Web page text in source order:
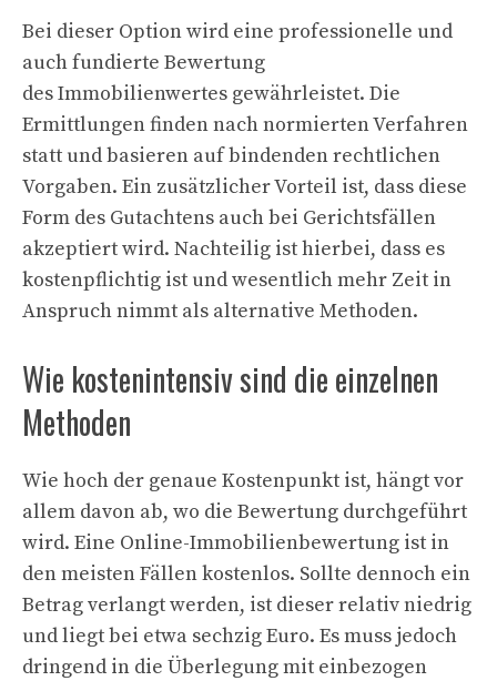
Bei dieser Option wird eine professionelle und
auch fundierte Bewertung
des Immobilienwertes gewährleistet. Die
Ermittlungen finden nach normierten Verfahren
statt und basieren auf bindenden rechtlichen
Vorgaben. Ein zusätzlicher Vorteil ist, dass diese
Form des Gutachtens auch bei Gerichtsfällen
akzeptiert wird. Nachteilig ist hierbei, dass es
kostenpflichtig ist und wesentlich mehr Zeit in
Anspruch nimmt als alternative Methoden.
Wie kostenintensiv sind die einzelnen
Methoden
Wie hoch der genaue Kostenpunkt ist, hängt vor
allem davon ab, wo die Bewertung durchgeführt
wird. Eine Online-Immobilienbewertung ist in
den meisten Fällen kostenlos. Sollte dennoch ein
Betrag verlangt werden, ist dieser relativ niedrig
und liegt bei etwa sechzig Euro. Es muss jedoch
dringend in die Überlegung mit einbezogen